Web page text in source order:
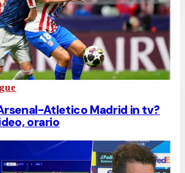
Atletico Madrid in tv?
orario